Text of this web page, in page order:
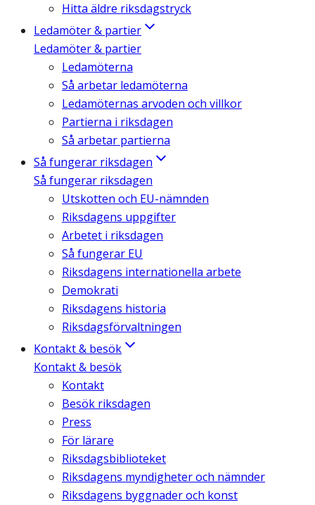
Hitta äldre riksdagstryck
Ledamöter & partier
Ledamöter & partier
Ledamöterna
Så arbetar ledamöterna
Ledamöternas arvoden och villkor
Partierna i riksdagen
Så arbetar partierna
Så fungerar riksdagen
Så fungerar riksdagen
Utskotten och EU-nämnden
Riksdagens uppgifter
Arbetet i riksdagen
Så fungerar EU
Riksdagens internationella arbete
Demokrati
Riksdagens historia
Riksdagsförvaltningen
Kontakt & besök
Kontakt & besök
Kontakt
Besök riksdagen
Press
För lärare
Riksdagsbiblioteket
Riksdagens myndigheter och nämnder
Riksdagens byggnader och konst